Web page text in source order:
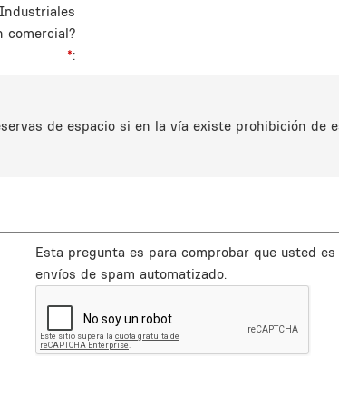
comercial?
*
de espacio si en la vía existe prohibición de
Esta pregunta es para comprobar que usted
envíos de spam automatizado.